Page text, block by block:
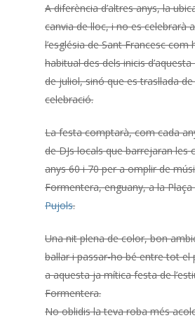
A diferència d’altres anys, la
canvia de lloc, i no es celebrarà
l’església de Sant Francesc com
habitual des dels inicis
de juliol, sinó que es trasllada
celebració.
La festa comptarà, com cada
de DJs locals que barrejaran les
anys 60 i 70 per a omplir de
Formentera, enguany, a la
Pujols.
Una nit plena de color, bon
ballar i passar-ho bé entre tot el
a aquesta ja mítica festa de
Formentera.
No oblidis la teva roba més